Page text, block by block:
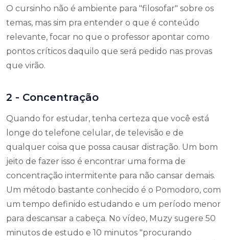
O cursinho não é ambiente para "filosofar" sobre os
temas, mas sim pra entender o que é conteúdo
relevante, focar no que o professor apontar como
pontos críticos daquilo que será pedido nas provas
que virão.
2 - Concentração
Quando for estudar, tenha certeza que você está
longe do telefone celular, de televisão e de
qualquer coisa que possa causar distração. Um bom
jeito de fazer isso é encontrar uma forma de
concentração intermitente para não cansar demais.
Um método bastante conhecido é o Pomodoro, com
um tempo definido estudando e um período menor
para descansar a cabeça. No vídeo, Muzy sugere 50
minutos de estudo e 10 minutos "procurando